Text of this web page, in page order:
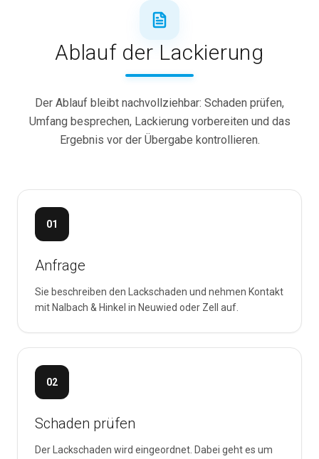
Ablauf der Lackierung
Der Ablauf bleibt nachvollziehbar: Schaden prüfen,
Umfang besprechen, Lackierung vorbereiten und das
Ergebnis vor der Übergabe kontrollieren.
01
Anfrage
Sie beschreiben den Lackschaden und nehmen Kontakt
mit Nalbach & Hinkel in Neuwied oder Zell auf.
02
Schaden prüfen
Der Lackschaden wird eingeordnet. Dabei geht es um